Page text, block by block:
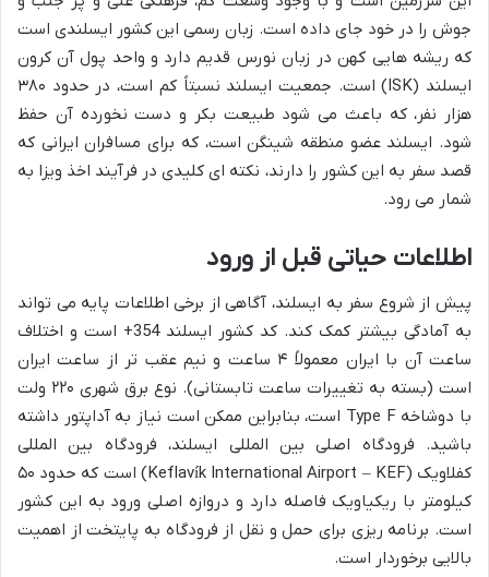
جوش را در خود جای داده است. زبان رسمی این کشور ایسلندی است
که ریشه هایی کهن در زبان نورس قدیم دارد و واحد پول آن کرون
ایسلند (ISK) است. جمعیت ایسلند نسبتاً کم است، در حدود ۳۸۰
هزار نفر، که باعث می شود طبیعت بکر و دست نخورده آن حفظ
شود. ایسلند عضو منطقه شینگن است، که برای مسافران ایرانی که
قصد سفر به این کشور را دارند، نکته ای کلیدی در فرآیند اخذ ویزا به
شمار می رود.
اطلاعات حیاتی قبل از ورود
پیش از شروع سفر به ایسلند، آگاهی از برخی اطلاعات پایه می تواند
به آمادگی بیشتر کمک کند. کد کشور ایسلند 354+ است و اختلاف
ساعت آن با ایران معمولاً ۴ ساعت و نیم عقب تر از ساعت ایران
است (بسته به تغییرات ساعت تابستانی). نوع برق شهری ۲۲۰ ولت
با دوشاخه Type F است، بنابراین ممکن است نیاز به آداپتور داشته
باشید. فرودگاه اصلی بین المللی ایسلند، فرودگاه بین المللی
کفلاویک (Keflavík International Airport – KEF) است که حدود ۵۰
کیلومتر با ریکیاویک فاصله دارد و دروازه اصلی ورود به این کشور
است. برنامه ریزی برای حمل و نقل از فرودگاه به پایتخت از اهمیت
بالایی برخوردار است.